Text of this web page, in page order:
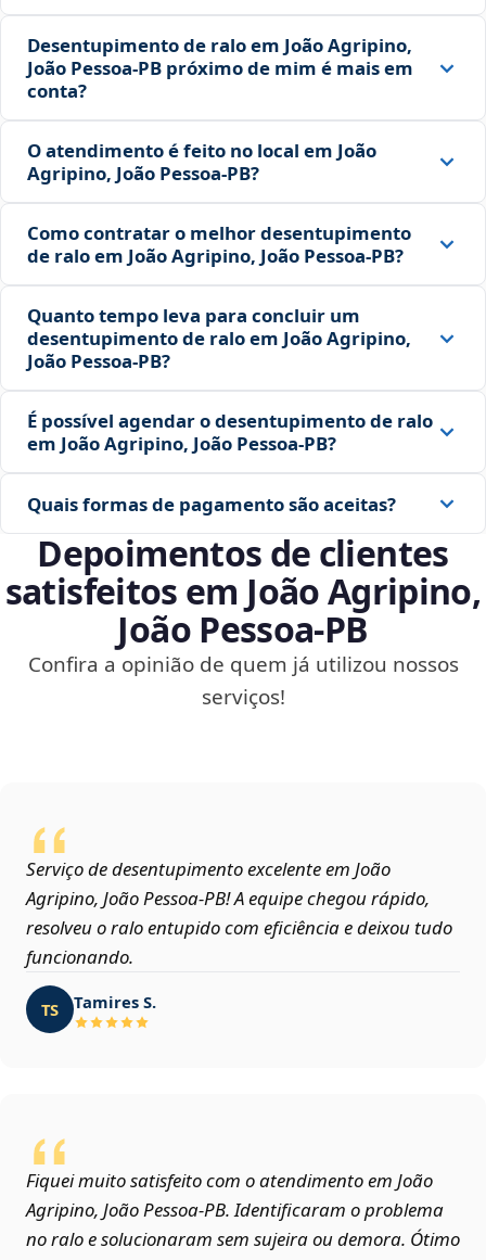
Desentupimento de ralo em João Agripino,
João Pessoa‑PB próximo de mim é mais em
conta?
O atendimento é feito no local em João
Agripino, João Pessoa‑PB?
Como contratar o melhor desentupimento
de ralo em João Agripino, João Pessoa‑PB?
Quanto tempo leva para concluir um
desentupimento de ralo em João Agripino,
João Pessoa‑PB?
É possível agendar o desentupimento de ralo
em João Agripino, João Pessoa‑PB?
Quais formas de pagamento são aceitas?
Depoimentos de clientes
satisfeitos em João Agripino,
João Pessoa‑PB
Confira a opinião de quem já utilizou nossos
serviços!
Serviço de desentupimento excelente em João
Agripino, João Pessoa‑PB! A equipe chegou rápido,
resolveu o ralo entupido com eficiência e deixou tudo
funcionando.
TS Tamires S.
Fiquei muito satisfeito com o atendimento em João
Agripino, João Pessoa‑PB. Identificaram o problema
no ralo e solucionaram sem sujeira ou demora. Ótimo